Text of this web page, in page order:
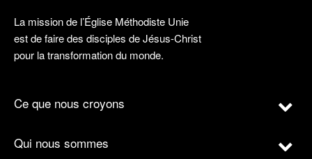
La mission de l’Église Méthodiste Unie
est de faire des disciples de Jésus-Christ
pour la transformation du monde.
Ce que nous croyons
Qui nous sommes